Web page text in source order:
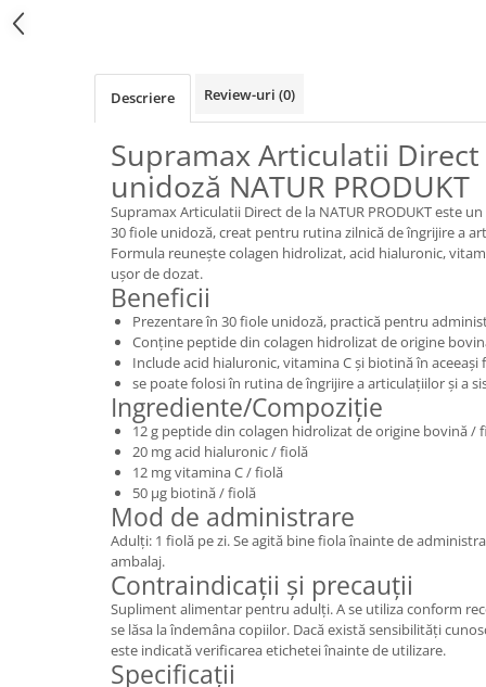
Descriere Review-uri (0)
Supramax Articulatii Direct
unidoză NATUR PRODUKT
Supramax Articulatii Direct de la NATUR PRODUKT este
30 fiole unidoză, creat pentru rutina zilnică de îngrijire a
Formula reunește colagen hidrolizat, acid hialuronic,
ușor de dozat.
Beneficii
Prezentare în 30 fiole unidoză, practică pentru
Conține peptide din colagen hidrolizat de origine
Include acid hialuronic, vitamina C și biotină în aceeași
se poate folosi în rutina de îngrijire a articulațiilor și a
Ingrediente/Compoziție
12 g peptide din colagen hidrolizat de origine bovină /
20 mg acid hialuronic / fiolă
12 mg vitamina C / fiolă
50 µg biotină / fiolă
Mod de administrare
Adulți: 1 fiolă pe zi. Se agită bine fiola înainte de
ambalaj.
Contraindicații și precauții
Supliment alimentar pentru adulți. A se utiliza conform
se lăsa la îndemâna copiilor. Dacă există sensibilități
este indicată verificarea etichetei înainte de utilizare.
Specificații